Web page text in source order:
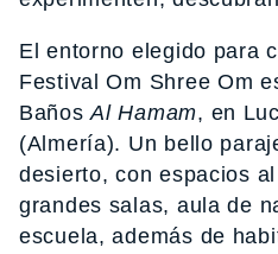
El entorno elegido para
Festival Om Shree Om
BañosAl Hamam, en
(Almería). Un bello
desierto, con espacios
grandes salas, aula de
escuela, además de